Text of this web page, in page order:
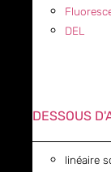
DEL
DESSOUS
linéaire